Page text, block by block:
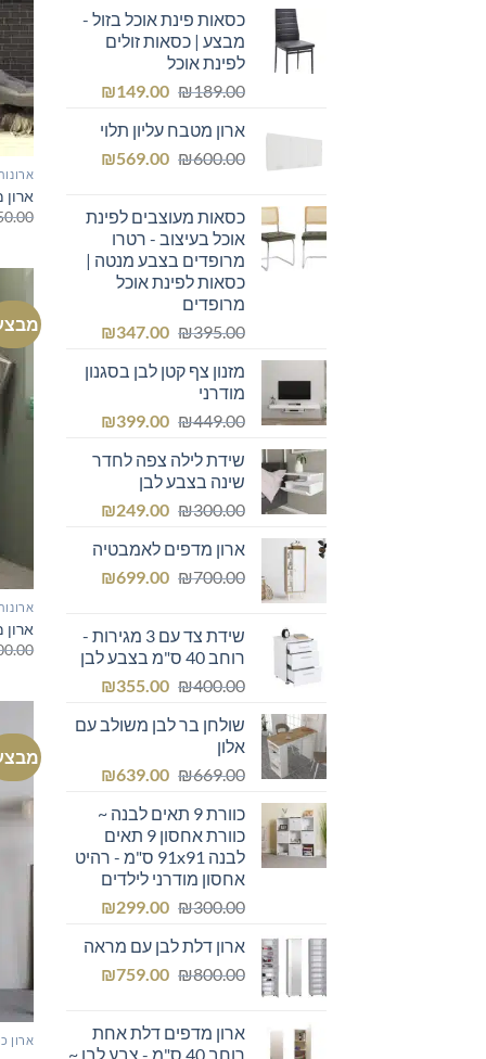
היה:
₪799.00.
הוא:
כסאות פינת אוכל בזול -
מבצע | כסאות זולים
לפינת אוכל
₪189.00
המחיר
היה:
₪189.00.
₪149.00
המחיר
הוא:
₪149.00.
ארון מטבח עליון תלוי
₪600.00
המחיר
₪600.00.
₪569.00
המחיר
₪569.00.כסאות מעוצבים לפינת
אוכל בעיצוב - רטרו
מרופדים בצבע מנטה |
כסאות לפינת אוכל
מרופדים
₪395.00
המחיר
היה:
₪347.00
המחיר
הוא:
מזנון צף קטן לבן בסגנון
מודרני
₪449.00
המחיר
היה:
₪449.00.
₪399.00
המחיר
הוא:שידת לילה צפה לחדר
שינה בצבע לבן
₪300.00
המחיר
היה:
₪300.00.
₪249.00
המחיר
הוא:
₪249.00.
ארון מדפים לאמבטיה
₪700.00
המחיר
₪700.00.
₪699.00
המחיר
₪699.00.שידת צד עם 3 מגירות -
רוחב 40 ס"מ בצבע לבן
₪400.00
המחיר
היה:
₪355.00
המחיר
הוא:
₪355.00.
שולחן בר לבן משולב עם
אלון
₪669.00
המחיר
היה:
₪669.00.
₪639.00
המחיר
הוא:כוורת 9 תאים לבנה ~
כוורת אחסון 9 תאים
לבנה 91x91 ס"מ - רהיט
אחסון מודרני לילדים
₪300.00
המחיר
היה:
₪300.00.
₪299.00
המחיר
הוא:
₪299.00.
ארון דלת לבן עם מראה
₪800.00
המחיר
₪800.00.
₪759.00
המחיר
₪759.00.ארון מדפים דלת אחת
רוחב 40 ס"מ - צבע לבן ~
ארון